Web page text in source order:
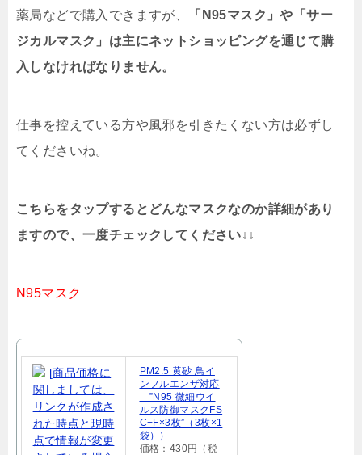
薬局などで購入できますが、
「N95マスク」や「サー
ジカルマスク」は主にネットショッピングを通じて購
入しなければなりません。
仕事を控えている方や風邪を引きたくない方は必ずし
てくださいね。
こちらをタップするとどんなマスクなのか詳細があり
ますので、一度チェックしてください↓↓
N95マスク
PM2.5 黄砂 鳥イ
ンフルエンザ対応
”N95 微細ウイ
ルス防御マスクFS
C−F×3枚”（3枚×1
袋））
価格：430円（税